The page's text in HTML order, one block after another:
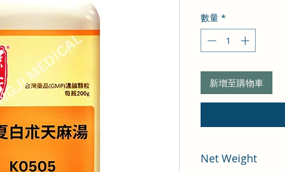
數量 *
新增至購物車
Net Weight